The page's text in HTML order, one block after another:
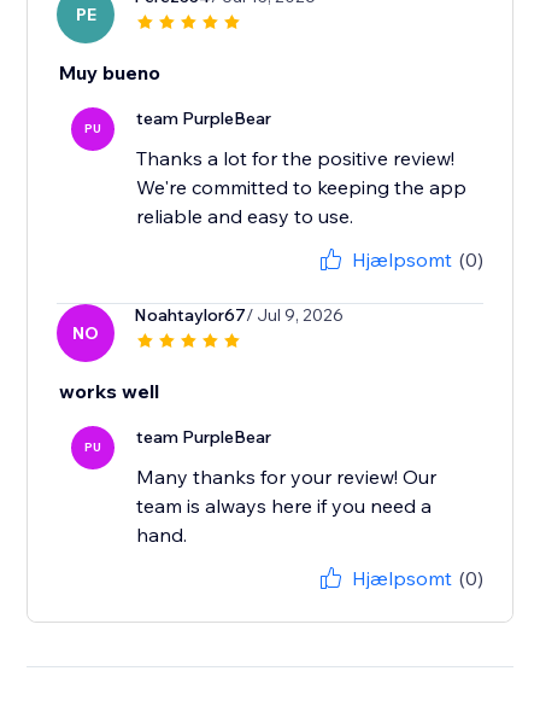
PE
Muy bueno
PU team PurpleBear
Thanks a lot for the positive review!
We're committed to keeping the app
reliable and easy to use.
Hjælpsomt (0)
NO
Noahtaylor67/ Jul 9, 2026
works well
PU team PurpleBear
Many thanks for your review! Our
team is always here if you need a
hand.
Hjælpsomt (0)